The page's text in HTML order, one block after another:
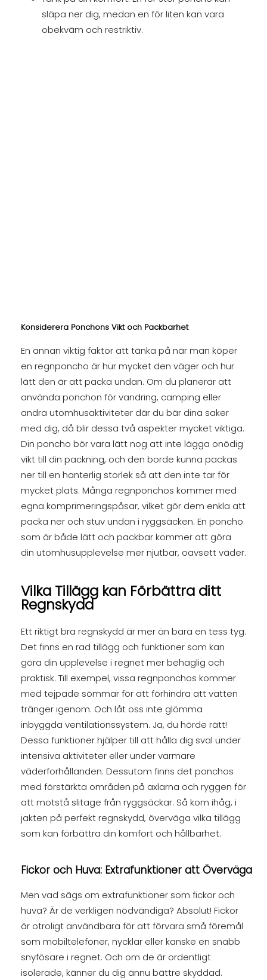
släpa ner dig, medan en för liten kan vara
obekväm och restriktiv.
Konsiderera Ponchons Vikt och Packbarhet
En annan viktig faktor att tänka på när man köper
en regnponcho är hur mycket den väger och hur
lätt den är att packa undan. Om du planerar att
använda ponchon för vandring, camping eller
andra utomhusaktiviteter där du bär dina saker
med dig, då blir dessa två aspekter mycket viktiga.
Din poncho bör vara lätt nog att inte lägga onödig
vikt till din packning, och den borde kunna packas
ner till en hanterlig storlek så att den inte tar för
mycket plats. Många regnponchos kommer med
egna komprimeringspåsar, vilket gör dem enkla att
packa ner och stuv undan i ryggsäcken. En poncho
som är både lätt och packbar kommer att göra
din utomhusupplevelse mer njutbar, oavsett väder.
Vilka Tillägg kan Förbättra ditt
Regnskydd
Ett riktigt bra regnskydd är mer än bara en tess tyg.
Det finns en rad tillägg och funktioner som kan
göra din upplevelse i regnet mer behaglig och
praktisk. Till exempel, vissa regnponchos kommer
med tejpade sömmar för att förhindra att vatten
tränger igenom. Och låt oss inte glömma
inbyggda ventilationssystem. Ja, du hörde rätt!
Dessa funktioner hjälper till att hålla dig sval under
intensiva aktiviteter eller under varmare
väderforhållanden. Dessutom finns det ponchos
med förstärkta områden på axlarna och ryggen för
att motstå slitage från ryggsäckar. Så kom ihåg, i
jakten på perfekt regnskydd, överväga vilka tillägg
som kan förbättra din komfort och hållbarhet.
Fickor och Huva: Extrafunktioner att Överväga
Men vad sägs om extrafunktioner som fickor och
huva? Är de verkligen nödvändiga? Absolut! Fickor
är otroligt användbara för att förvara små föremål
som mobiltelefoner, nycklar eller kanske en snabb
snyfösare i regnet. Och om de är ordentligt
isolerade, känner du dig ännu bättre skyddad.